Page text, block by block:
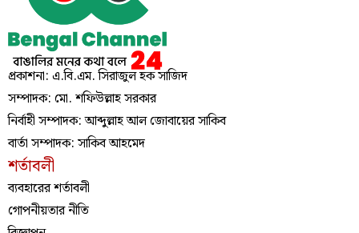
প্রকাশনা: এ.বি.এম. সিরাজুল হক সাজিদ
সম্পাদক: মো. শফিউল্লাহ সরকার
নির্বাহী সম্পাদক: আব্দুল্লাহ আল জোবায়ের সাকিব
বার্তা সম্পাদক: সাকিব আহমেদ
শর্তাবলী
ব্যবহারের শর্তাবলী
গোপনীয়তার নীতি